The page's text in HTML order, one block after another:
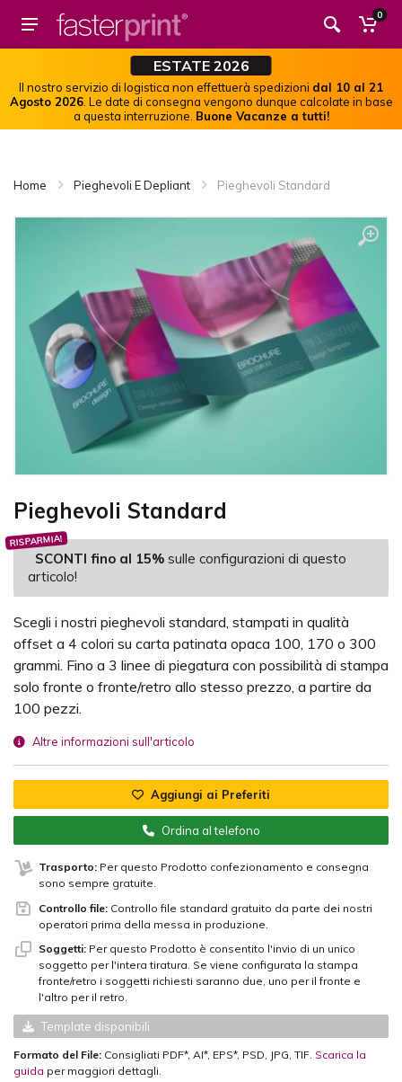
0
ESTATE 2026
Il nostro servizio di logistica non effettuerà spedizioni dal 10 al 21
Agosto 2026. Le date di consegna vengono dunque calcolate in base
a questa interruzione. Buone Vacanze a tutti!
Home Pieghevoli E Depliant Pieghevoli Standard
Pieghevoli Standard
RISPARMIA!
SCONTI fino al 15% sulle configurazioni di questo
articolo!
Scegli i nostri pieghevoli standard, stampati in qualità
offset a 4 colori su carta patinata opaca 100, 170 o 300
grammi. Fino a 3 linee di piegatura con possibilità di stampa
solo fronte o fronte/retro allo stesso prezzo, a partire da
100 pezzi.
Altre informazioni sull'articolo
Aggiungi ai Preferiti
Ordina al telefono
Trasporto: Per questo Prodotto confezionamento e consegna
sono sempre gratuite.
Controllo file: Controllo file standard gratuito da parte dei nostri
operatori prima della messa in produzione.
Soggetti: Per questo Prodotto è consentito l'invio di un unico
soggetto per l'intera tiratura. Se viene configurata la stampa
fronte/retro i soggetti richiesti saranno due, uno per il fronte e
l'altro per il retro.
Template disponibili
Formato del File: Consigliati PDF*, AI*, EPS*, PSD, JPG, TIF. Scarica la
guida per maggiori dettagli.